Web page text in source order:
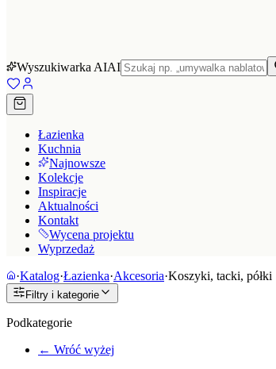
Wyszukiwarka AIAI
Łazienka
Kuchnia
Najnowsze
Kolekcje
Inspiracje
Aktualności
Kontakt
Wycena projektu
Wyprzedaż
·Katalog·Łazienka·Akcesoria·Koszyki, tacki, półki
Filtry i kategorie
Podkategorie
← Wróć wyżej